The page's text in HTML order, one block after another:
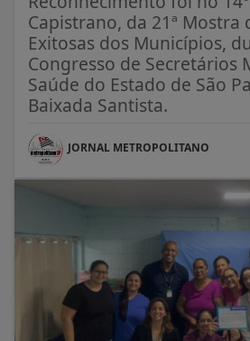
Capistrano, da 21ª Mostra
Exitosas dos Municípios,
Congresso de Secretários
Saúde do Estado de São
Baixada Santista.
JORNAL METROPOLITANO